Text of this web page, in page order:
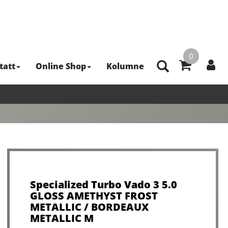
0
Online Shop Kolumne
Specialized Turbo Vado 3 5.0
GLOSS AMETHYST FROST
METALLIC / BORDEAUX
METALLIC M